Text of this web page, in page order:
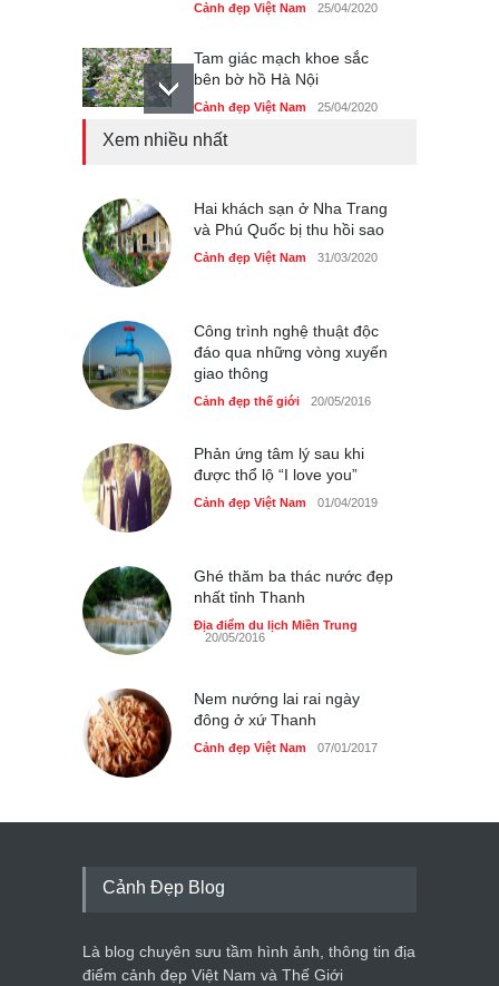
Cảnh đẹp Việt Nam 25/04/2020
Tam giác mạch khoe sắc
bên bờ hồ Hà Nội
Cảnh đẹp Việt Nam 25/04/2020
Cảnh đẹp Việt Nam 24/04/2020
Những món ăn đồng quê
Xem nhiều nhất
Hai khách sạn ở Nha Trang
và Phú Quốc bị thu hồi sao
Cảnh đẹp Việt Nam 31/03/2020
Công trình nghệ thuật độc
đáo qua những vòng xuyến
giao thông
Cảnh đẹp thế giới 20/05/2016
Phản ứng tâm lý sau khi
được thổ lộ “I love you”
Cảnh đẹp Việt Nam 01/04/2019
Ghé thăm ba thác nước đẹp
nhất tỉnh Thanh
Địa điểm du lịch Miền Trung
20/05/2016
Nem nướng lai rai ngày
đông ở xứ Thanh
Cảnh đẹp Việt Nam 07/01/2017
Cảnh Đẹp Blog
Là blog chuyên sưu tầm hình ảnh, thông tin địa
điểm cảnh đẹp Việt Nam và Thế Giới